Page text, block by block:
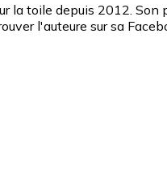
la toile depuis 2012.
l'auteure sur sa